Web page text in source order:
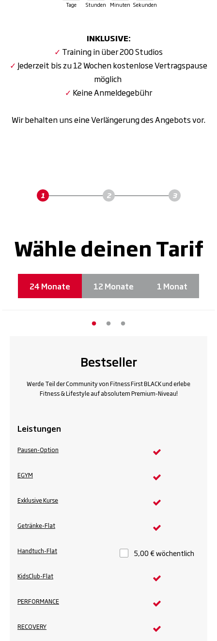
Tage Stunden Minuten Sekunden
INKLUSIVE:
✓ Training in über 200 Studios
✓ Jederzeit bis zu 12 Wochen kostenlose Vertragspause
möglich
✓ Keine Anmeldegebühr
Wir behalten uns eine Verlängerung des Angebots vor.
Wähle deinen Tarif
24 Monate 12 Monate 1 Monat
Bestseller
Werde Teil der Community von Fitness First BLACK und erlebe
Fitness & Lifestyle auf absolutem Premium-Niveau!
Leistungen
Pausen-Option
EGYM
Exklusive Kurse
Getränke-Flat
Handtuch-Flat
KidsClub-Flat
PERFORMANCE
RECOVERY
5,00 € wöchentlich